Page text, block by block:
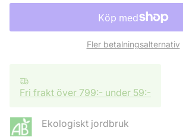
Fler betalningsalternativ
Fri frakt över 799:- under 59:-
Ekologiskt jordbruk